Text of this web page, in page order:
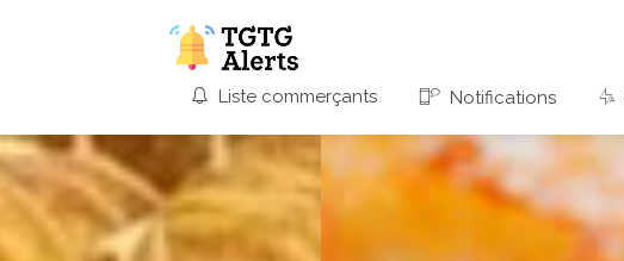
Liste commerçants Notifications